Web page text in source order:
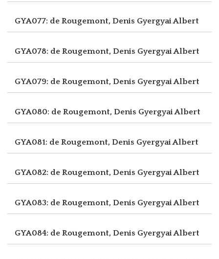
GYA077: de Rougemont, Denis Gyergyai Albert
GYA078: de Rougemont, Denis Gyergyai Albert
GYA079: de Rougemont, Denis Gyergyai Albert
GYA080: de Rougemont, Denis Gyergyai Albert
GYA081: de Rougemont, Denis Gyergyai Albert
GYA082: de Rougemont, Denis Gyergyai Albert
GYA083: de Rougemont, Denis Gyergyai Albert
GYA084: de Rougemont, Denis Gyergyai Albert